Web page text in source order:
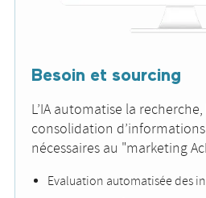
Besoin et sourcing
L’IA automatise la recherche,
consolidation
nécessaires au "marketing
Evaluation automatisée des